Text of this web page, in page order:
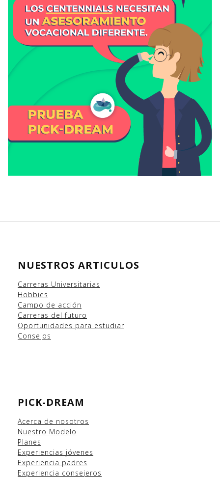
NUESTROS ARTICULOS
Carreras Universitarias
Hobbies
Campo de acción
Carreras del futuro
Oportunidades para estudiar
Consejos
PICK-DREAM
Acerca de nosotros
Nuestro Modelo
Planes
Experiencias jóvenes
Experiencia padres
Experiencia consejeros